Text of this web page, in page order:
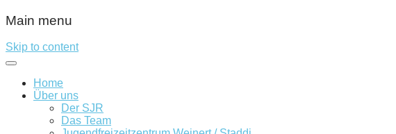
Main menu
Skip to content
Home
Über uns
Der SJR
Das Team